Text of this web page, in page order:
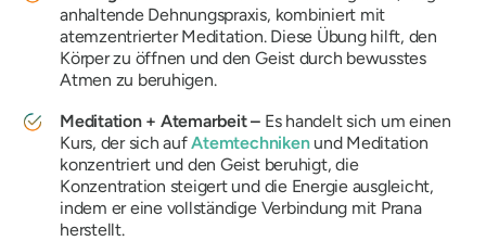
anhaltende Dehnungspraxis, kombiniert mit
atemzentrierter Meditation. Diese Übung hilft, den
Körper zu öffnen und den Geist durch bewusstes
Atmen zu beruhigen.
Meditation + Atemarbeit – Es handelt sich um einen
Kurs, der sich aufAtemtechnikenund Meditation
konzentriert und den Geist beruhigt, die
Konzentration steigert und die Energie ausgleicht,
indem er eine vollständige Verbindung mit Prana
herstellt.